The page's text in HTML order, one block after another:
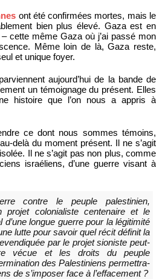
ont été confirmées mortes, mais le
bien plus élevé. Gaza est en
cette même Gaza où j’ai passé mon
Même loin de là, Gaza reste,
et unique foyer.
aujourd’hui de la bande de
un témoignage du présent. Elles
histoire que l’on nous a appris à
ce dont nous sommes témoins,
delà du moment présent. Il ne s’agit
Il ne s’agit pas non plus, comme
israéliens, d’une guerre visant à
contre le peuple palestinien,
projet colonialiste centenaire et le
d’une longue guerre pour la légitimité
lutte pour savoir quel récit définit la
par le projet sioniste peut-
vécue et les droits du peuple
des Palestiniens permettra-
de s’imposer face à l’effacement ?